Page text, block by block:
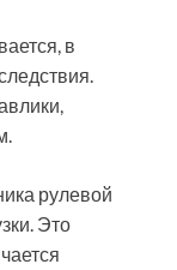
в
рулевой
Это